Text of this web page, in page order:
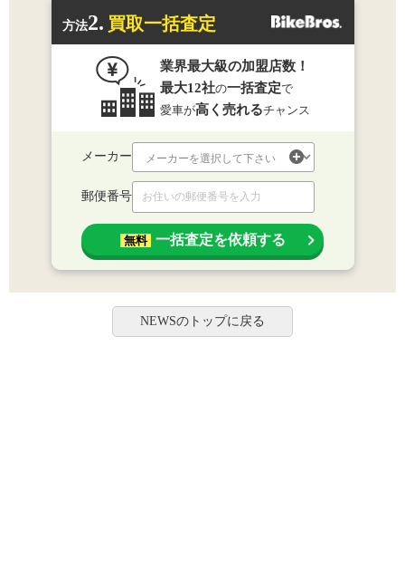
方法2. 買取一括査定
業界最大級の加盟店数！
最大12社の一括査定で
愛車が高く売れるチャンス
メーカー
郵便番号
無料 一括査定を依頼する
NEWSのトップに戻る